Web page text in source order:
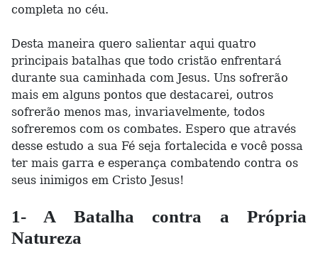
completa no céu.
Desta maneira quero salientar aqui quatro
principais batalhas que todo cristão enfrentará
durante sua caminhada com Jesus. Uns sofrerão
mais em alguns pontos que destacarei, outros
sofrerão menos mas, invariavelmente, todos
sofreremos com os combates. Espero que através
desse estudo a sua Fé seja fortalecida e você possa
ter mais garra e esperança combatendo contra os
seus inimigos em Cristo Jesus!
1- A Batalha contra a Própria
Natureza